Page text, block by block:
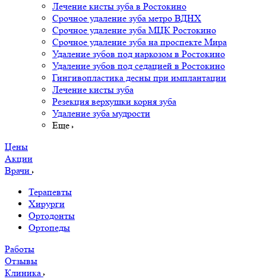
Лечение кисты зуба в Ростокино
Срочное удаление зуба метро ВДНХ
Срочное удаление зуба МЦК Ростокино
Срочное удаление зуба на проспекте Мира
Удаление зубов под наркозом в Ростокино
Удаление зубов под седацией в Ростокино
Гингивопластика десны при имплантации
Лечение кисты зуба
Резекция верхушки корня зуба
Удаление зуба мудрости
Еще
Цены
Акции
Врачи
Терапевты
Хирурги
Ортодонты
Ортопеды
Работы
Отзывы
Клиника